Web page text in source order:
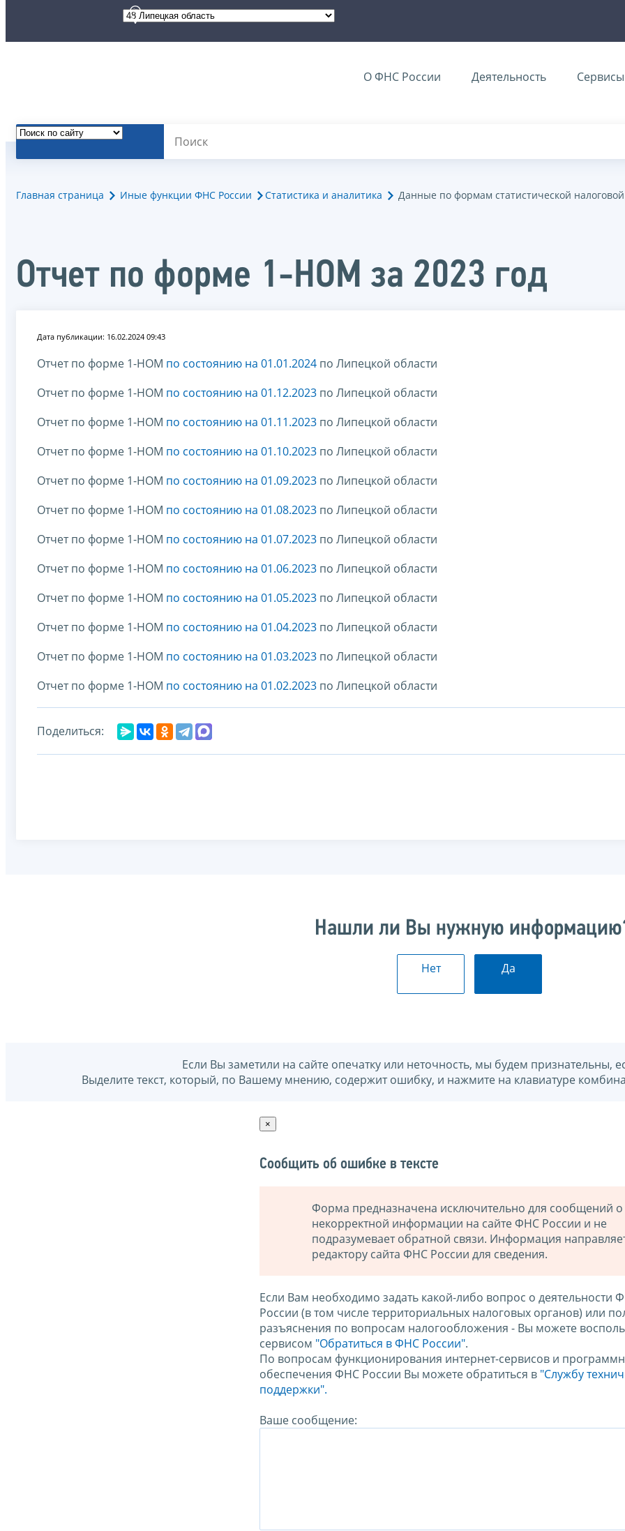
О ФНС России Деятельность Сервисы
Главная страница Иные функции ФНС России Статистика и аналитика Данные по формам статистической
Отчет по форме 1-НОМ за 2023 год
Дата публикации: 16.02.2024 09:43
Отчет по форме 1-НОМ по состоянию на 01.01.2024 по Липецкой области
Отчет по форме 1-НОМ по состоянию на 01.12.2023 по Липецкой области
Отчет по форме 1-НОМ по состоянию на 01.11.2023 по Липецкой области
Отчет по форме 1-НОМ по состоянию на 01.10.2023 по Липецкой области
Отчет по форме 1-НОМ по состоянию на 01.09.2023 по Липецкой области
Отчет по форме 1-НОМ по состоянию на 01.08.2023 по Липецкой области
Отчет по форме 1-НОМ по состоянию на 01.07.2023 по Липецкой области
Отчет по форме 1-НОМ по состоянию на 01.06.2023 по Липецкой области
Отчет по форме 1-НОМ по состоянию на 01.05.2023 по Липецкой области
Отчет по форме 1-НОМ по состоянию на 01.04.2023 по Липецкой области
Отчет по форме 1-НОМ по состоянию на 01.03.2023 по Липецкой области
Отчет по форме 1-НОМ по состоянию на 01.02.2023 по Липецкой области
Поделиться:
Нашли ли Вы нужную
Нет Да
Если Вы заметили на сайте опечатку или неточность, мы будем признательны,
Выделите текст, который, по Вашему мнению, содержит ошибку, и нажмите на клавиатуре
×
Сообщить об ошибке в тексте
Форма предназначена исключительно для сообщений о
некорректной информации на сайте ФНС России и не
подразумевает обратной связи. Информация
редактору сайта ФНС России для сведения.
Если Вам необходимо задать какой-либо вопрос о деятельности
России (в том числе территориальных налоговых органов) или
разъяснения по вопросам налогообложения - Вы можете
сервисом "Обратиться в ФНС России".
По вопросам функционирования интернет-сервисов и
обеспечения ФНС России Вы можете обратиться в "Службу
поддержки".
Ваше сообщение: